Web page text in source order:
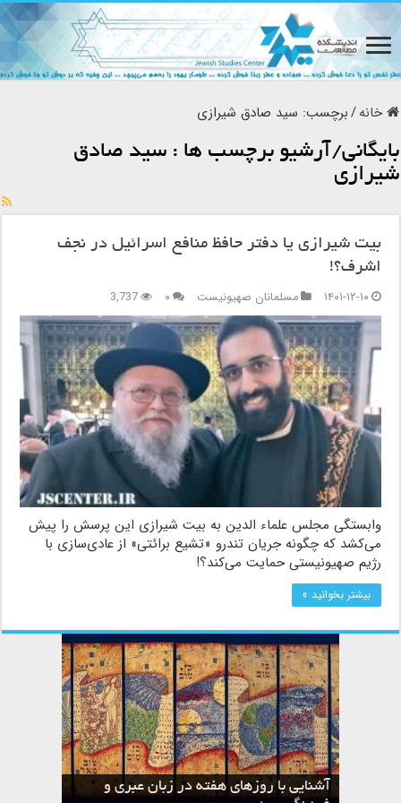
خانه/برچسب: سید صادق شیرازی
بایگانی/آرشیو برچسب ها :سید صادق
شیرازی
بیت شیرازی یا دفتر حافظ منافع اسرائیل در نجف
اشرف؟!
۱۴۰۱-۱۲-۱۰
مسلمانان صهیونیست ۰ 3,737
وابستگی مجلس علماء الدین به بیت شیرازی این پرسش را پیش
می‌کشد که چگونه جریان تندرو «تشیع برائتی» از عادی‌سازی با
رژیم صهیونیستی حمایت می‌کند؟!
بیشتر بخوانید »
آشنایی با روزهای هفته در زبان عبری و